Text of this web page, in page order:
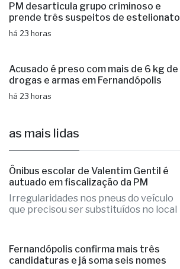
PM desarticula grupo criminoso e
prende três suspeitos de estelionato
há 23 horas
Acusado é preso com mais de 6 kg de
drogas e armas em Fernandópolis
há 23 horas
as mais lidas
Ônibus escolar de Valentim Gentil é
autuado em fiscalização da PM
Irregularidades nos pneus do veículo
que precisou ser substituídos no local
Fernandópolis confirma mais três
candidaturas e já soma seis nomes